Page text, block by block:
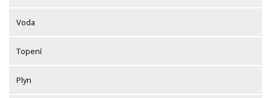
Voda
Topení
Plyn